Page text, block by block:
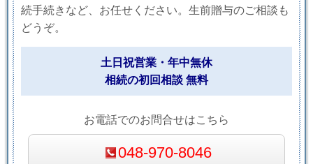
続手続きなど、お任せください。生前贈与のご相談も
どうぞ。
土日祝営業・年中無休
相続の初回相談 無料
お電話でのお問合せはこちら
048-970-8046